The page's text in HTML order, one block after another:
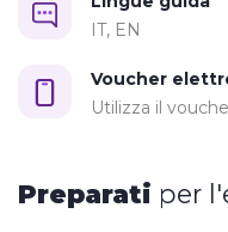
IT, EN
Voucher
Utilizza il
Preparati per